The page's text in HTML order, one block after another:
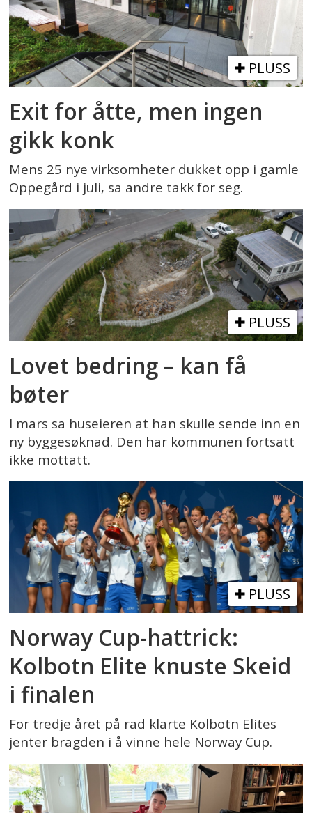
PLUSS
Exit for åtte, men ingen
gikk konk
Mens 25 nye virksomheter dukket opp i gamle
Oppegård i juli, sa andre takk for seg.
PLUSS
Lovet bedring – kan få
bøter
I mars sa huseieren at han skulle sende inn en
ny byggesøknad. Den har kommunen fortsatt
ikke mottatt.
PLUSS
Norway Cup-hattrick:
Kolbotn Elite knuste Skeid
i finalen
For tredje året på rad klarte Kolbotn Elites
jenter bragden i å vinne hele Norway Cup.